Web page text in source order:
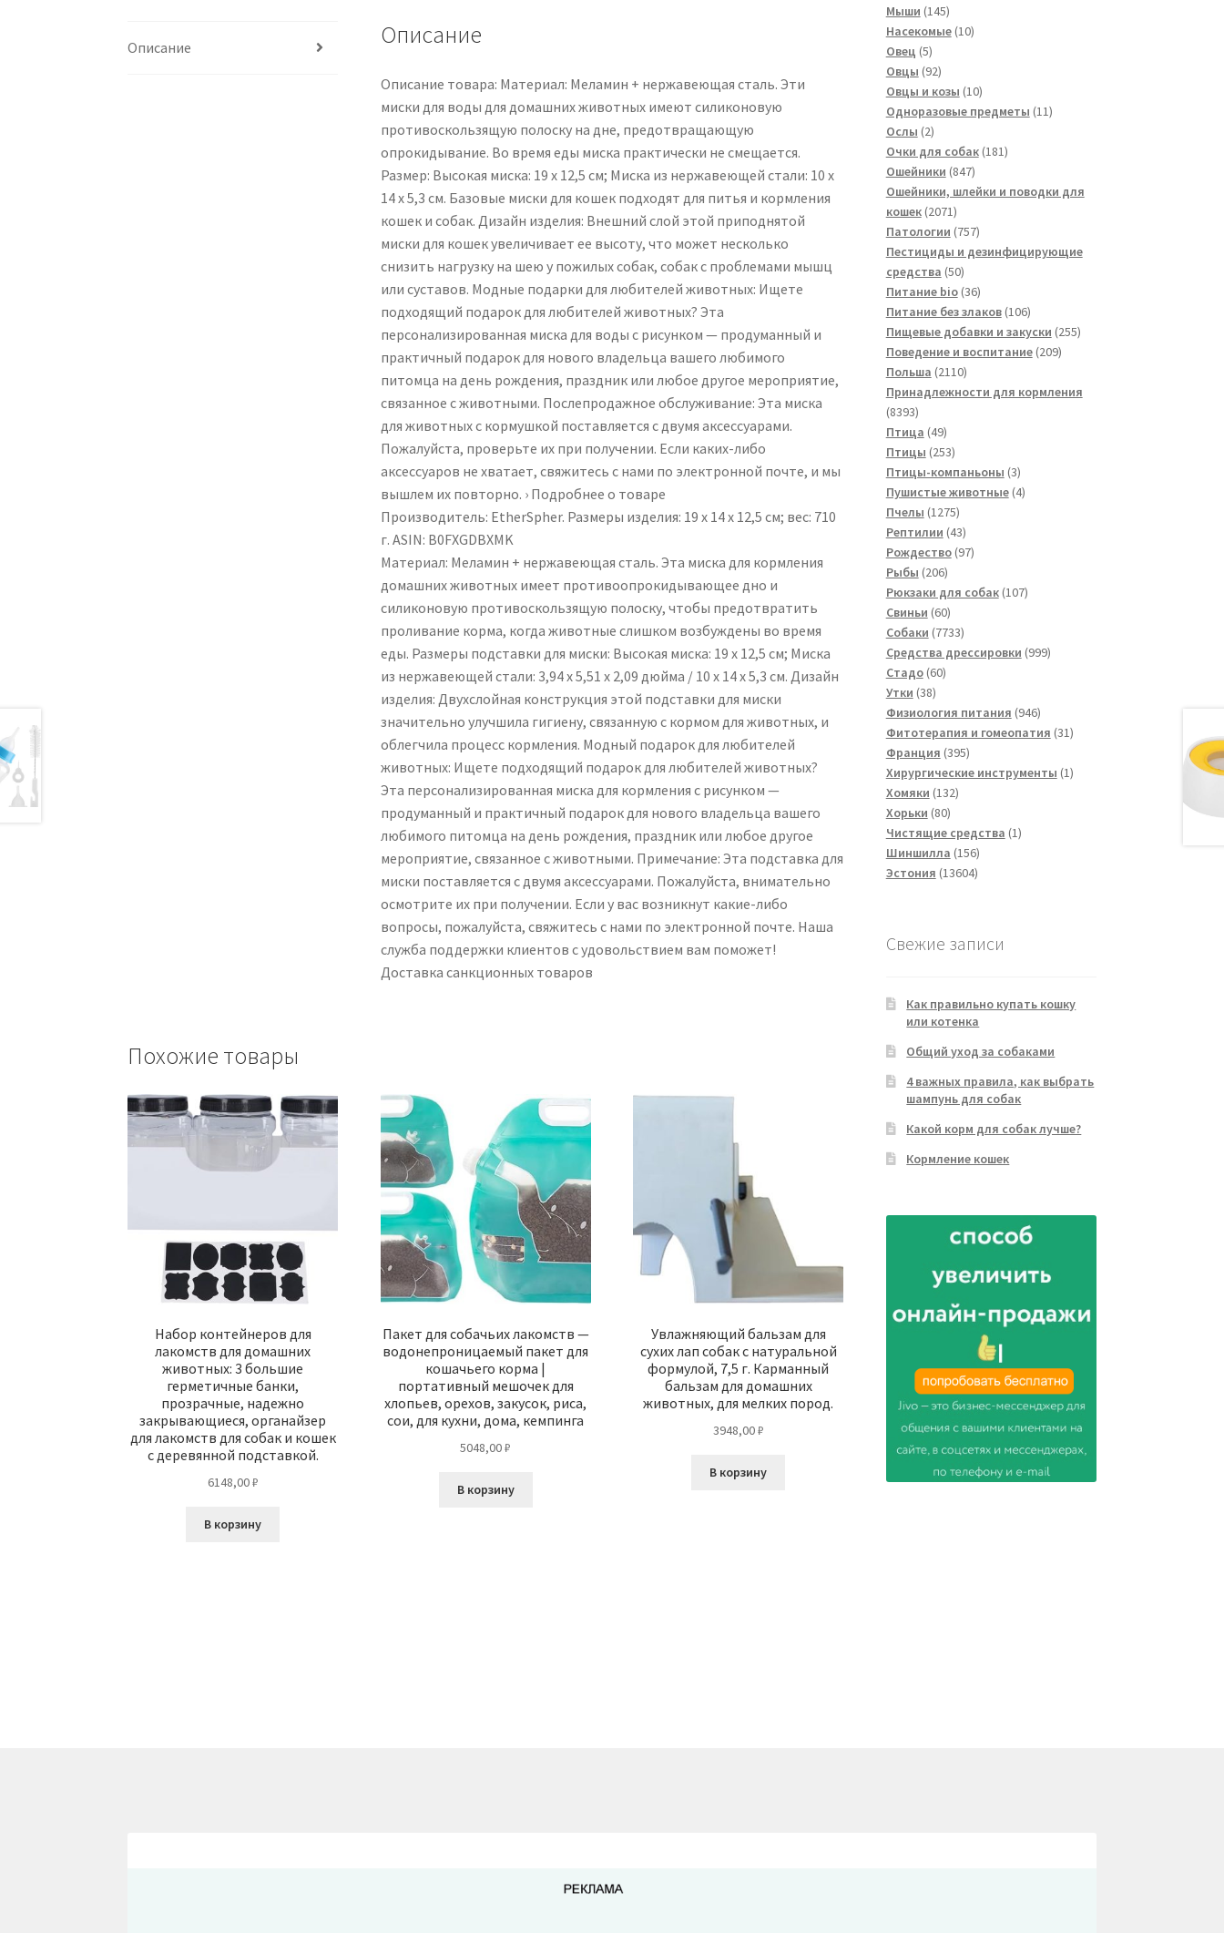
из
с
нескользящим
покрытием
для
комфортного
кормления
любимых
питомцев.
Описание Описание
Описание товара: Материал: Меламин + нержавеющая сталь. Эти
миски для воды для домашних животных имеют силиконовую
противоскользящую полоску на дне, предотвращающую
опрокидывание. Во время еды миска практически не смещается.
Размер: Высокая миска: 19 x 12,5 см; Миска из нержавеющей стали: 10 x
14 x 5,3 см. Базовые миски для кошек подходят для питья и кормления
кошек и собак. Дизайн изделия: Внешний слой этой приподнятой
миски для кошек увеличивает ее высоту, что может несколько
снизить нагрузку на шею у пожилых собак, собак с проблемами мышц
или суставов. Модные подарки для любителей животных: Ищете
подходящий подарок для любителей животных? Эта
персонализированная миска для воды с рисунком — продуманный и
практичный подарок для нового владельца вашего любимого
питомца на день рождения, праздник или любое другое мероприятие,
связанное с животными. Послепродажное обслуживание: Эта миска
для животных с кормушкой поставляется с двумя аксессуарами.
Пожалуйста, проверьте их при получении. Если каких-либо
аксессуаров не хватает, свяжитесь с нами по электронной почте, и мы
вышлем их повторно. › Подробнее о товаре
Производитель: EtherSpher. Размеры изделия: 19 x 14 x 12,5 см; вес: 710
г. ASIN: B0FXGDBXMK
Материал: Меламин + нержавеющая сталь. Эта миска для кормления
домашних животных имеет противоопрокидывающее дно и
силиконовую противоскользящую полоску, чтобы предотвратить
проливание корма, когда животные слишком возбуждены во время
еды. Размеры подставки для миски: Высокая миска: 19 x 12,5 см; Миска
из нержавеющей стали: 3,94 x 5,51 x 2,09 дюйма / 10 x 14 x 5,3 см. Дизайн
изделия: Двухслойная конструкция этой подставки для миски
значительно улучшила гигиену, связанную с кормом для животных, и
облегчила процесс кормления. Модный подарок для любителей
животных: Ищете подходящий подарок для любителей животных?
Эта персонализированная миска для кормления с рисунком —
продуманный и практичный подарок для нового владельца вашего
любимого питомца на день рождения, праздник или любое другое
мероприятие, связанное с животными. Примечание: Эта подставка для
миски поставляется с двумя аксессуарами. Пожалуйста, внимательно
осмотрите их при получении. Если у вас возникнут какие-либо
вопросы, пожалуйста, свяжитесь с нами по электронной почте. Наша
служба поддержки клиентов с удовольствием вам поможет!
Доставка санкционных товаров
Похожие товары
Набор контейнеров для
лакомств для домашних
животных: 3 большие
герметичные банки,
прозрачные, надежно
закрывающиеся, органайзер
для лакомств для собак и кошек
с деревянной подставкой.
6148,00₽
В корзину
Пакет для собачьих лакомств —
водонепроницаемый пакет для
кошачьего корма |
портативный мешочек для
хлопьев, орехов, закусок, риса,
сои, для кухни, дома, кемпинга
5048,00₽
В корзину
Увлажняющий бальзам для
сухих лап собак с натуральной
формулой, 7,5 г. Карманный
бальзам для домашних
животных, для мелких пород.
3948,00₽
В корзину
Мыши 145145
товаров
Насекомые 1010
Овец 55
товаров
Овцы 9292
товара
Овцы и козы 1010
товаров
Одноразовые предметы 1111
Ослы 22
товара
Очки для собак 181181
Ошейники 847847
товаров
Ошейники, шлейки и поводки для
кошек 20712071
товар
Патологии 757757
товаров
Пестициды и дезинфицирующие
средства 5050
товаров
Питание bio 3636
товаров
Питание без злаков 106106
товаров
Пищевые добавки и закуски 255255
Поведение и воспитание 209209
Польша 21102110
товаров
Принадлежности для кормления
83938393
товара
Птица 4949
товаров
Птицы 253253
товара
Птицы-компаньоны 33
товара
Пушистые животные 44
Пчелы 12751275
товаров
Рептилии 4343
товара
Рождество 9797
Рыбы 206206
товаров
Рюкзаки для собак 107107
Свиньи 6060
товаров
Собаки 77337733
товара
Средства дрессировки 999999
Стадо 6060
Утки 3838
товаров
Физиология питания 946946
товаров
Фитотерапия и гомеопатия 3131
Франция 395395
товаров
Хирургические инструменты 11
Хомяки 132132
Хорьки 8080
товаров
Чистящие средства 11
Шиншилла 156156
товаров
Эстония 1360413604
Свежие записи
Как правильно купать кошку
или котенка
Общий уход за собаками
4 важных правила, как выбрать
шампунь для собак
Какой корм для собак лучше?
Кормление кошек